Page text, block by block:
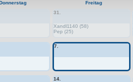
Freitag
31.
Xandl1140 (58)
Pep (25)
7.
14.